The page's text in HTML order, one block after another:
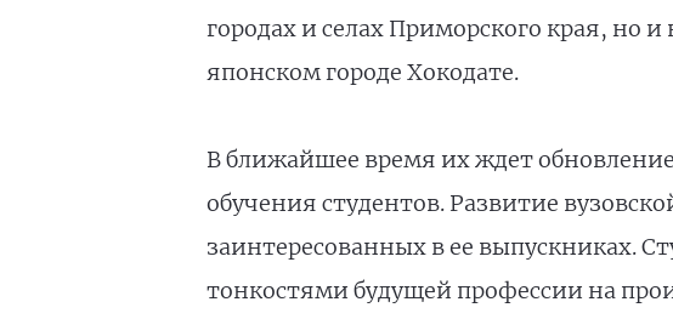
городах и селах Приморского края, но
японском городе Хокодате.
В ближайшее время их ждет
обучения студентов. Развитие
заинтересованных в ее выпускниках.
тонкостями будущей профессии на